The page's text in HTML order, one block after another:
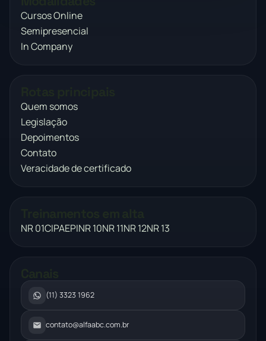
Cursos Online
Semipresencial
In Company
Quem somos
Legislação
Depoimentos
Contato
Veracidade de certificado
NR 01CIPAEPINR 10NR 11NR 12NR 13
(11) 3323 1962
contato@alfaabc.com.br